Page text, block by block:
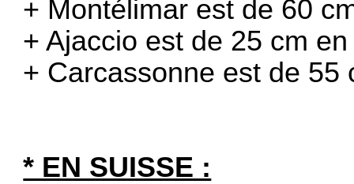
+ Montélimar est de 60
+ Ajaccio est de 25 cm
+ Carcassonne est de 55
* EN SUISSE :